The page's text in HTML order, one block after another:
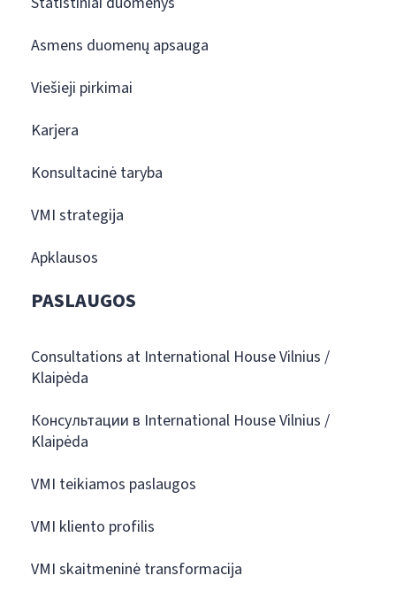
Asmens duomenų apsauga
Viešieji pirkimai
Karjera
Konsultacinė taryba
VMI strategija
Apklausos
PASLAUGOS
Consultations at International House Vilnius /
Klaipėda
Консультации в International House Vilnius /
Klaipėda
VMI teikiamos paslaugos
VMI kliento profilis
VMI skaitmeninė transformacija